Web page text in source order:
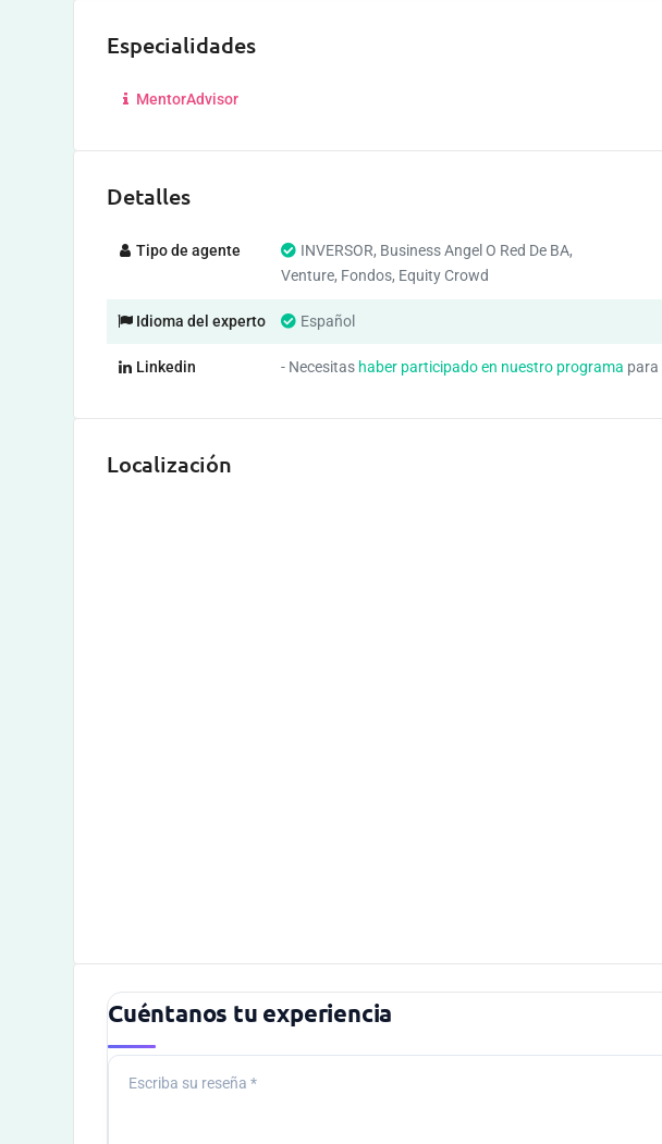
Especialidades
MentorAdvisor
Detalles
Tipo de agente
INVERSOR, Business Angel O Red De BA,
Venture, Fondos, Equity Crowd
Idioma del experto Español
Linkedin - Necesitas haber participado en nuestro programa para
Localización
Cuéntanos tu experiencia